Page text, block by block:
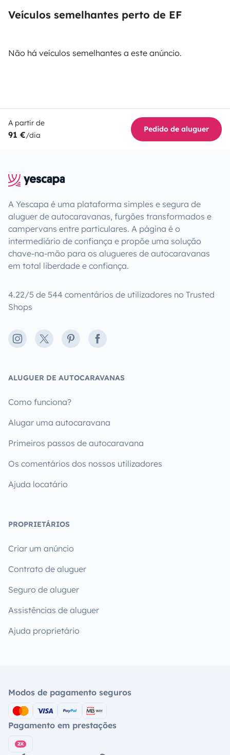
Veículos semelhantes perto de EF
Não há veículos semelhantes a este anúncio.
A partir de
91 €/dia
Pedido de aluguer
A Yescapa é uma plataforma simples e segura de
aluguer de autocaravanas, furgões transformados e
campervans entre particulares. A página é o
intermediário de confiança e propõe uma solução
chave-na-mão para os alugueres de autocaravanas
em total liberdade e confiança.
4.22/5 de 544 comentários de utilizadores no Trusted
Shops
Instagram
X PinterestFacebook
ALUGUER DE AUTOCARAVANAS
Como funciona?
Alugar uma autocaravana
Primeiros passos de autocaravana
Os comentários dos nossos utilizadores
Ajuda locatário
PROPRIETÁRIOS
Criar um anúncio
Contrato de aluguer
Seguro de aluguer
Assistências de aluguer
Ajuda proprietário
Modos de pagamento seguros
Pagamento em prestações